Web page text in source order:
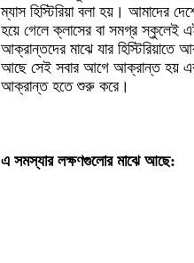
ম্যাস হিস্টিরিয়া বলা হয়। আমাদের
হয়ে গেলে ক্লাসের বা সমগ্র স্কুলেই
আক্রান্তদের মাঝে যার হিস্টিরিয়াতে
আছে সেই সবার আগে আক্রান্ত হয়
আক্রান্ত হতে শুরু করে।
এ সমস্যার লক্ষণগুলোর মাঝে আছে: